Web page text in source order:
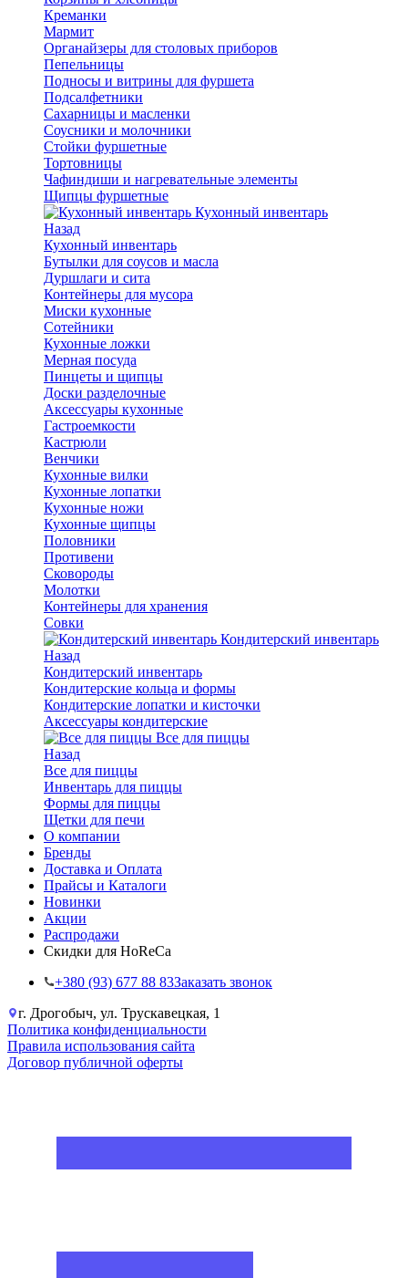
Креманки
Мармит
Органайзеры для столовых приборов
Пепельницы
Подносы и витрины для фуршета
Подсалфетники
Сахарницы и масленки
Соусники и молочники
Стойки фуршетные
Тортовницы
Чафиндиши и нагревательные элементы
Щипцы фуршетные
Кухонный инвентарь
Назад
Кухонный инвентарь
Бутылки для соусов и масла
Дуршлаги и сита
Контейнеры для мусора
Миски кухонные
Сотейники
Кухонные ложки
Мерная посуда
Пинцеты и щипцы
Доски разделочные
Аксессуары кухонные
Гастроемкости
Кастрюли
Венчики
Кухонные вилки
Кухонные лопатки
Кухонные ножи
Кухонные щипцы
Половники
Противени
Сковороды
Молотки
Контейнеры для хранения
Совки
Кондитерский инвентарь
Назад
Кондитерский инвентарь
Кондитерские кольца и формы
Кондитерские лопатки и кисточки
Аксессуары кондитерские
Все для пиццы
Назад
Все для пиццы
Инвентарь для пиццы
Формы для пиццы
Щетки для печи
О компании
Бренды
Доставка и Оплата
Прайсы и Каталоги
Новинки
Акции
Распродажи
Скидки для HoReCa
+38‎0 (93) 677 88 83Заказать звонок
г. Дрогобыч, ул. Трускавецкая, 1
Политика конфиденциальности
Правила использования сайта
Договор публичной оферты